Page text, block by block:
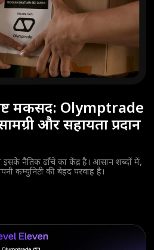
मकसद: Olymptrade
और सहायता प्रदान
नैतिक ढाँचे का केंद्र है। आसान शब्दों में,
कम्युनिटी की बेहद परवाह है।